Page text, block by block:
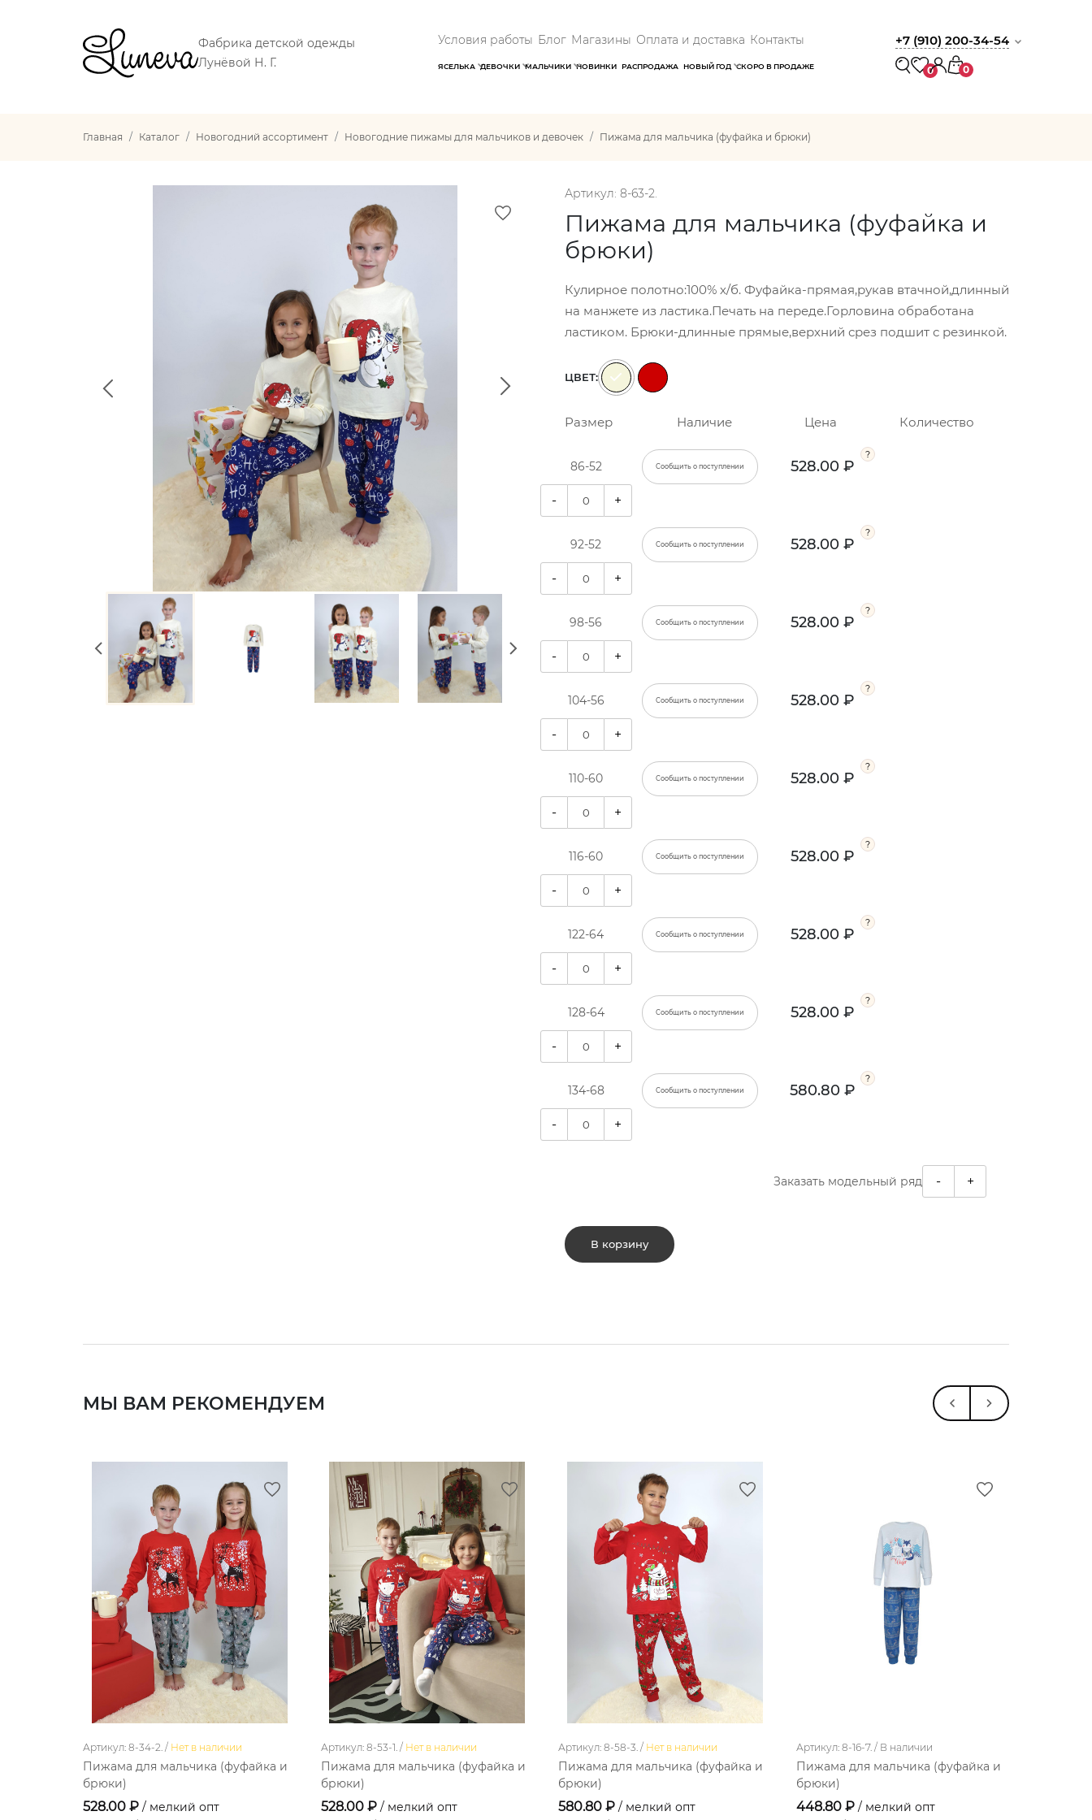
Фабрика детской одежды
Лунёвой Н. Г.
Условия работы Блог Магазины Оплата и доставка Контакты
ЯСЕЛЬКА ДЕВОЧКИ МАЛЬЧИКИ НОВИНКИ РАСПРОДАЖА НОВЫЙ ГОД СКОРО В ПРОДАЖЕ
+7 (910) 200-34-54
0 0
Главная Каталог Новогодний ассортимент Новогодние пижамы для мальчиков и девочек Пижама для мальчика (фуфайка и брюки)
Артикул: 8-63-2.
Пижама для мальчика (фуфайка и
брюки)
Кулирное полотно:100% х/б. Фуфайка-прямая,рукав втачной,длинный
на манжете из ластика.Печать на переде.Горловина обработана
ластиком. Брюки-длинные прямые,верхний срез подшит с резинкой.
ЦВЕТ:
Размер Наличие Цена Количество
86-52 Сообщить о поступлении 528.00 ₽
- +
92-52 Сообщить о поступлении 528.00 ₽
- +
98-56 Сообщить о поступлении 528.00 ₽
- +
104-56 Сообщить о поступлении 528.00 ₽
- +
110-60 Сообщить о поступлении 528.00 ₽
- +
116-60 Сообщить о поступлении 528.00 ₽
- +
122-64 Сообщить о поступлении 528.00 ₽
- +
128-64 Сообщить о поступлении 528.00 ₽
- +
134-68 Сообщить о поступлении 580.80 ₽
- +
Заказать модельный ряд - +
В корзину
МЫ ВАМ РЕКОМЕНДУЕМ
Артикул: 8-34-2. / Нет в наличии
Пижама для мальчика (фуфайка и
брюки)
528.00 ₽ / мелкий опт
Артикул: 8-53-1. / Нет в наличии
Пижама для мальчика (фуфайка и
брюки)
528.00 ₽ / мелкий опт
Артикул: 8-58-3. / Нет в наличии
Пижама для мальчика (фуфайка и
брюки)
580.80 ₽ / мелкий опт
Артикул: 8-16-7. / В наличии
Пижама для мальчика (фуфайка и
брюки)
448.80 ₽ / мелкий опт